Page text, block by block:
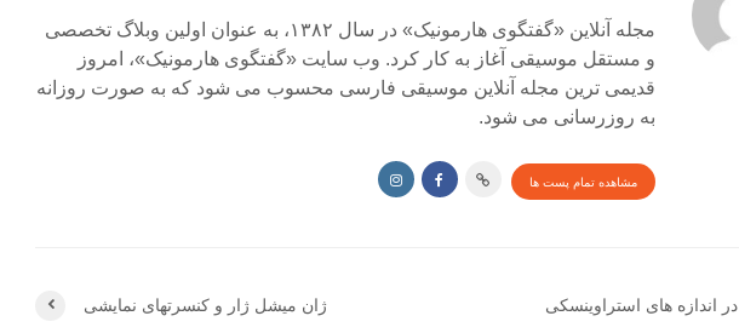
مجله آنلاین «گفتگوی هارمونیک» در سال ۱۳۸۲، به عنوان اولین وبلاگ تخصصی
و مستقل موسیقی آغاز به کار کرد. وب سایت «گفتگوی هارمونیک»، امروز
قدیمی ترین مجله آنلاین موسیقی فارسی محسوب می شود که به صورت روزانه
به روزرسانی می شود.
مشاهده تمام پست ها
ژان میشل ژار و کنسرتهای نمایشی در اندازه های استراوینسکی